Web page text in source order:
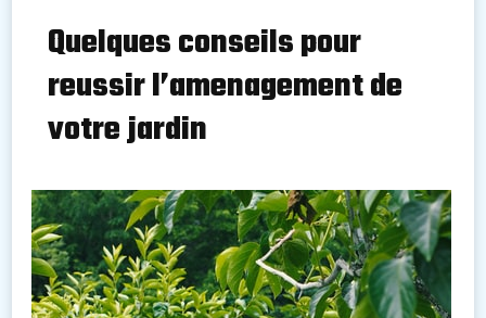
Quelques conseils pour
reussir l’amenagement de
votre jardin